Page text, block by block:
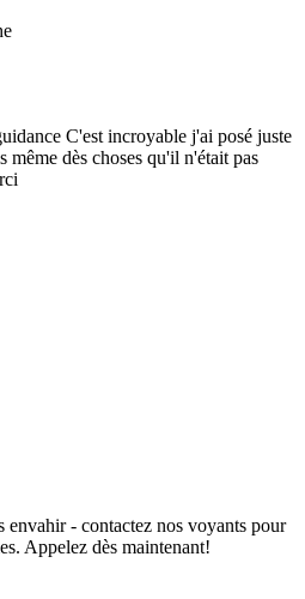
C'est incroyable j'ai posé juste
même dès choses qu'il n'était pas
envahir - contactez nos voyants pour
Appelez dès maintenant!